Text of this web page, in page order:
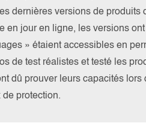
dernières versions de
en jour en ligne, les versions
» étaient accessibles en
de test réalistes et testé les
dû prouver leurs capacités lors
protection.